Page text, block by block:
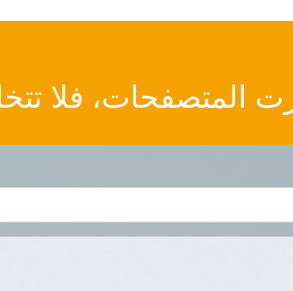
المتصفحات، فلا